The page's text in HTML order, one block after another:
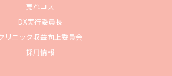
売れコス
DX実行委員長
リニック収益向上委員会
採用情報